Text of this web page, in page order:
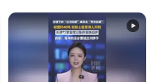
开门：午休到几点